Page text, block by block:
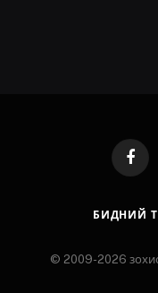
БИДНИЙ
© 2009-2026